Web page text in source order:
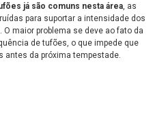
já são comuns nesta área , as
para suportar a intensidade dos
maior problema se deve ao fato da
de tufões, o que impede que
da próxima tempestade.